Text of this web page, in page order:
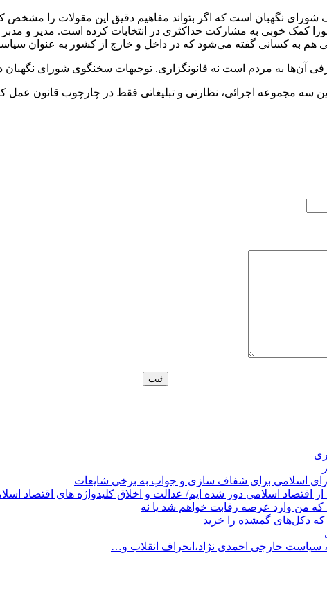
نگهبان است که اگر بتواند مفاهیم دقیق این مقولات را مشخص
کمک خوبی به مشارکت حداکثری در انتخابات کرده است. مدیر و
هم به کسانی گفته می‌شود که در داخل و خارج از کشور به عنوان
آن‌ها به مردم است نه قانونگزاری. توجیهات سخنگوی شورای نگهبان
سه مجموعه اجرائی، نظارتی و تبلیغاتی فقط در چارچوب قانون عمل
اسلامی برای شفاف سازی و جواب به برخی شایعات
اقتصاد اسلامی دور شده ایم/ عدالت و اخلاق کلیدواژه های اقتصاد
من وارد عرصه رقابت خواهم شد یا نه
دکل‌های گمشده را خرید
خارجی احمدی نژاد،انحراف انقلاب و…